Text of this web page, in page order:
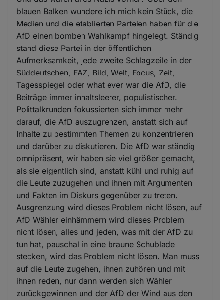
blauen Balken wundere ich mich kein Stück, die
Medien und die etablierten Parteien haben für die
AfD einen bomben Wahlkampf hingelegt. Ständig
stand diese Partei in der öffentlichen
Aufmerksamkeit, jede zweite Schlagzeile in der
Süddeutschen, FAZ, Bild, Welt, Focus, Zeit,
Tagesspiegel oder what ever war die AfD, die
Beiträge immer inhaltsleerer, populistischer.
Polittalkrunden fokussierten sich immer mehr
darauf, die AfD auszugrenzen, anstatt sich auf
Inhalte zu bestimmten Themen zu konzentrieren
und darüber zu diskutieren. Die AfD war ständig
omnipräsent, wir haben sie viel größer gemacht,
als sie eigentlich sind, anstatt kühl und ruhig auf
die Leute zuzugehen und ihnen mit Argumenten
und Fakten im Diskurs gegenüber zu treten.
Ausgrenzung wird dieses Problem nicht lösen, auf
AfD Wähler einhämmern wird dieses Problem
nicht lösen, alles und jeden, was mit der AfD zu
tun hat, pauschal in eine braune Schublade
stecken, wird das Problem nicht lösen. Man muss
auf die Leute zugehen, ihnen zuhören und mit
ihnen reden, nur dann werden sich Wähler
zurückgewinnen und der AfD der Wind aus den